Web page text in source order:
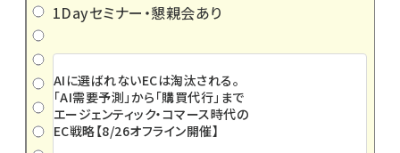
1Dayセミナー・懇親会あり
AIに選ばれないECは淘汰される。
「AI需要予測」から「購買代行」まで
エージェンティック・コマース時代の
EC戦略【8/26オフライン開催】